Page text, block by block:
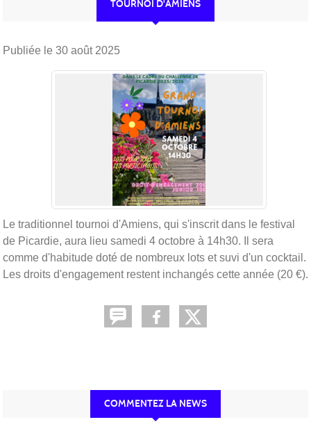
TOURNOI D'AMIENS
Publiée le 30 août 2025
Le traditionnel tournoi d'Amiens, qui s'inscrit dans le festival
de Picardie, aura lieu samedi 4 octobre à 14h30. Il sera
comme d'habitude doté de nombreux lots et suvi d'un cocktail.
Les droits d'engagement restent inchangés cette année (20 €).
COMMENTEZ LA NEWS